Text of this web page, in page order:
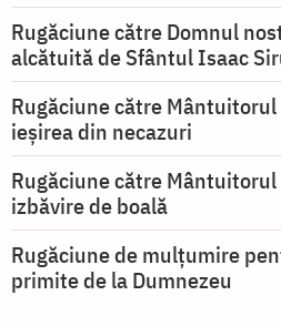
Rugăciune către Domnul
alcătuită de Sfântul Isaac
Rugăciune către
ieşirea din necazuri
Rugăciune către
izbăvire de boală
Rugăciune de mulțumire
primite de la Dumnezeu